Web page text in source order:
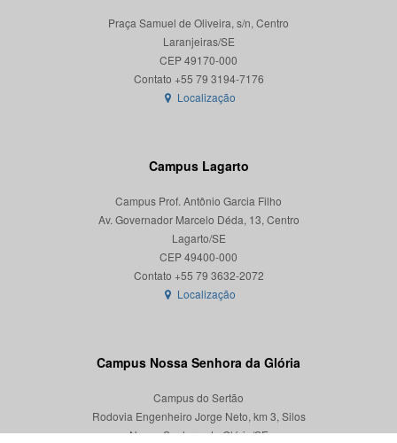
Praça Samuel de Oliveira, s/n, Centro
Laranjeiras/SE
CEP 49170-000
Localização
Campus Lagarto
Campus Prof. Antônio Garcia Filho
Av. Governador Marcelo Déda, 13, Centro
Lagarto/SE
CEP 49400-000
Localização
Campus Nossa Senhora da Glória
Campus do Sertão
Rodovia Engenheiro Jorge Neto, km 3, Silos
Nossa Senhora da Glória/SE